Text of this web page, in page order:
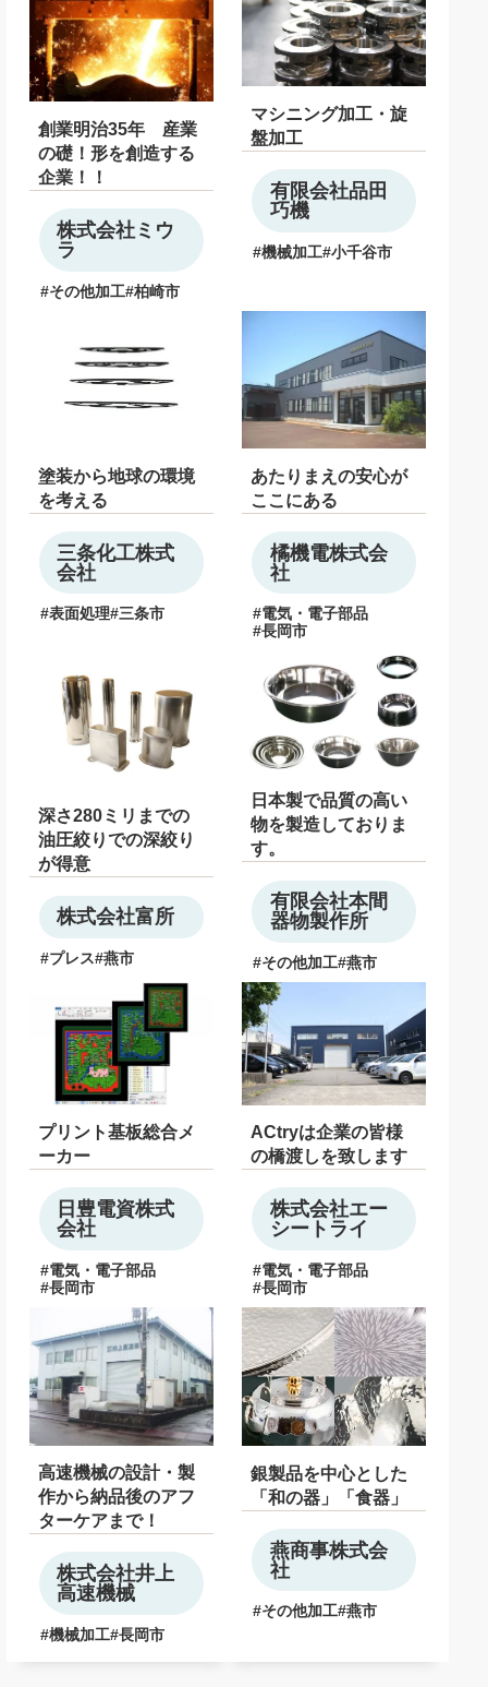
創業明治35年 産業
の礎！形を創造する
企業！！
株式会社ミウ
ラ
その他加工 柏崎市
マシニング加工・旋
盤加工
有限会社品田
巧機
機械加工 小千谷市
塗装から地球の環境
を考える
三条化工株式
会社
表面処理 三条市
あたりまえの安心が
ここにある
橘機電株式会
社
電気・電子部品
長岡市
深さ280ミリまでの
油圧絞りでの深絞り
が得意
株式会社富所
プレス 燕市
日本製で品質の高い
物を製造しておりま
す。
有限会社本間
器物製作所
その他加工 燕市
プリント基板総合メ
ーカー
日豊電資株式
会社
電気・電子部品
長岡市
ACtryは企業の皆様
の橋渡しを致します
株式会社エー
シートライ
電気・電子部品
長岡市
高速機械の設計・製
作から納品後のアフ
ターケアまで！
株式会社井上
高速機械
機械加工 長岡市
銀製品を中心とした
「和の器」「食器」
燕商事株式会
社
その他加工 燕市